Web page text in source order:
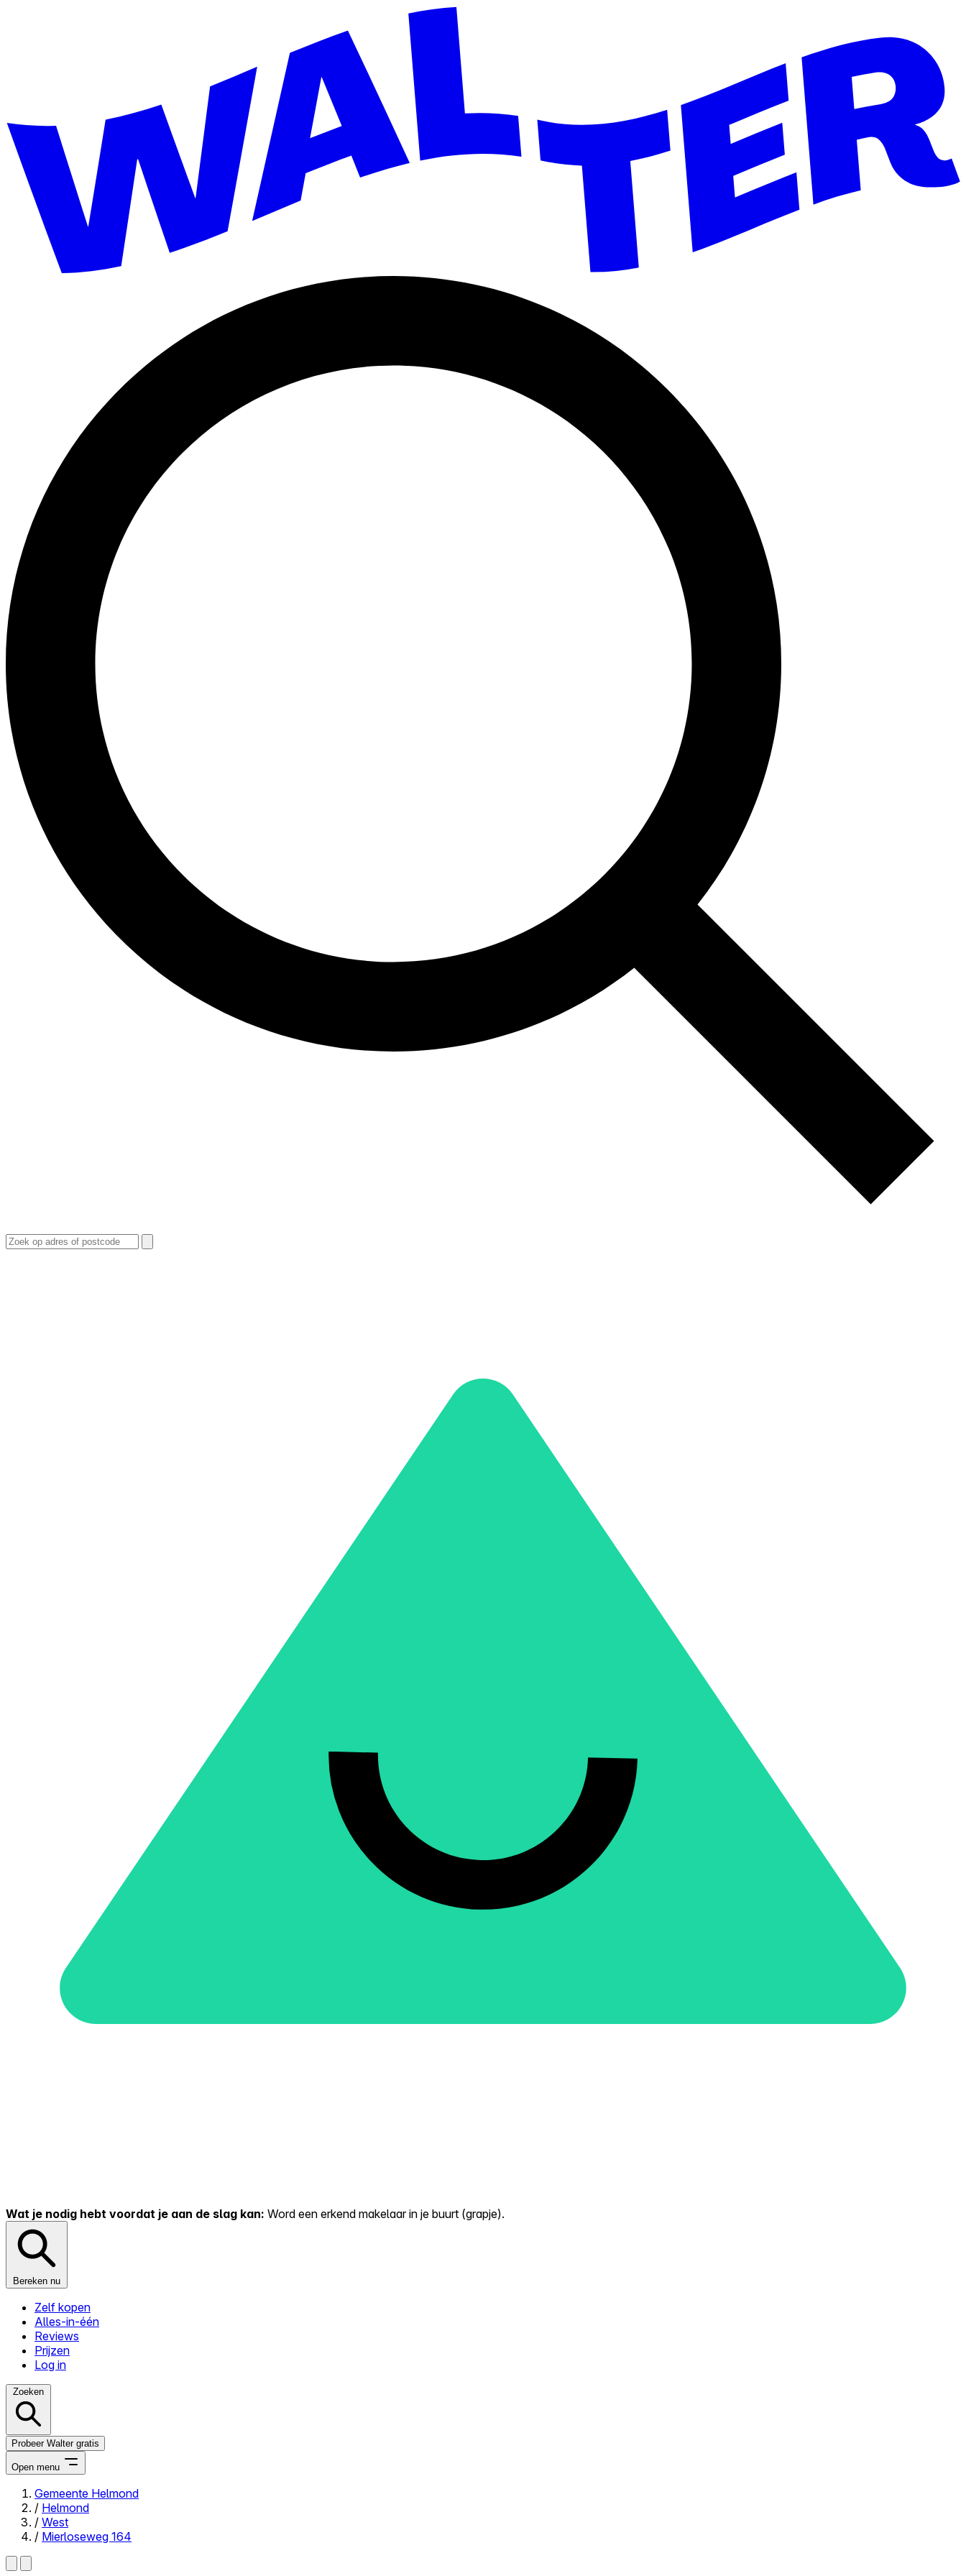
Wat je nodig hebt voordat je aan de slag kan: Word een erkend makelaar in je buurt (grapje).
Bereken nu
Zelf kopen
Alles-in-één
Reviews
Prijzen
Log in
Zoeken
Probeer Walter gratis
Open menu
Close menu
Gemeente Helmond
/ Helmond
/ West
/ Mierloseweg 164